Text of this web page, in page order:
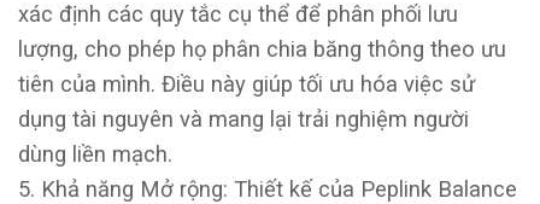
xác định các quy tắc cụ thể để phân phối lưu
lượng, cho phép họ phân chia băng thông theo ưu
tiên của mình. Điều này giúp tối ưu hóa việc sử
dụng tài nguyên và mang lại trải nghiệm người
dùng liền mạch.
5. Khả năng Mở rộng: Thiết kế của Peplink Balance